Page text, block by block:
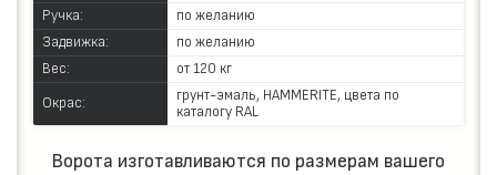
Ручка:
по желанию
Задвижка:
по желанию
Вес:
от 120 кг
Окрас:
грунт-эмаль, HAMMERITE, цвета по
каталогу RAL
Ворота изготавливаются по размерам вашего